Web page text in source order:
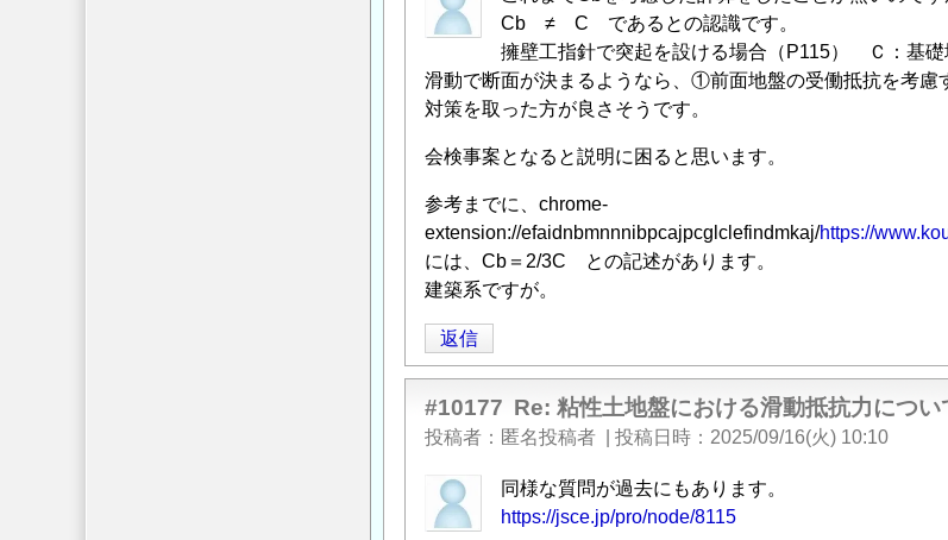
Cb ≠ C であるとの認識です。
擁壁工指針で突起を設ける場合（P115） Ｃ：基
滑動で断面が決まるようなら、①前面地盤の受働抵抗を
対策を取った方が良さそうです。
会検事案となると説明に困ると思います。
参考までに、chrome-
extension://efaidnbmnnnibpcajpcglclefindmkaj/https://
には、Cb＝2/3C との記述があります。
建築系ですが。
返信
#10177 Re: 粘性土地盤における滑動抵抗力につい
投稿者 匿名投稿者 投稿日時 2025/09/16(火) 10:10
同様な質問が過去にもあります。
https://jsce.jp/pro/node/8115